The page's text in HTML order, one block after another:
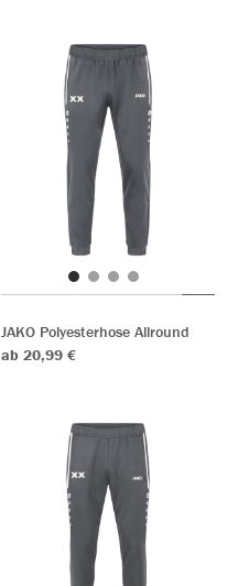
JAKO Polyesterhose Allround
ab 20,99 €